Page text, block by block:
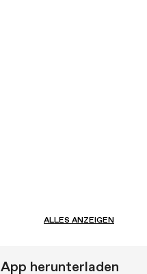
ALLES ANZEIGEN
App herunterladen